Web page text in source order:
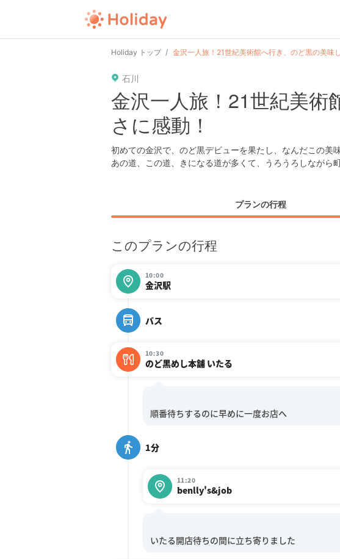
Holiday トップ 金沢一人旅！21世紀美術館へ行き、のど黒の美味
石川
金沢一人旅！21世紀美術
さに感動！
初めての金沢で、のど黒デビューを果たし、なんだこの美
あの道、この道、きになる道が多くて、うろうろしながら
プランの行程
このプランの行程
10:00
金沢駅
バス
10:30
のど黒めし本舗 いたる
1分
11:20
benlly's&job